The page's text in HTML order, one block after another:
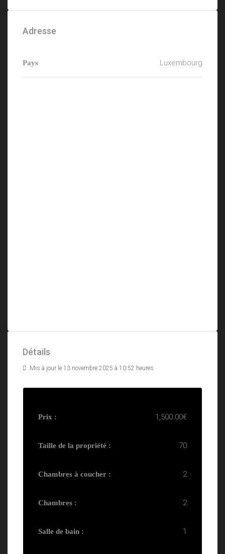
Adresse
Pays Luxembourg
Détails
Mis à jour le 13 novembre 2025 à 10:52 heures
Prix : 1,500.00€
Taille de la propriété : 70
Chambres à coucher : 2
Chambres : 2
Salle de bain : 1